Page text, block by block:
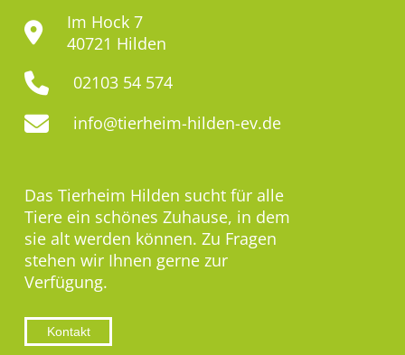
Im Hock 7
40721 Hilden
02103 54 574
info@tierheim-hilden-ev.de
Das Tierheim Hilden sucht für alle
Tiere ein schönes Zuhause, in dem
sie alt werden können. Zu Fragen
stehen wir Ihnen gerne zur
Verfügung.
Kontakt